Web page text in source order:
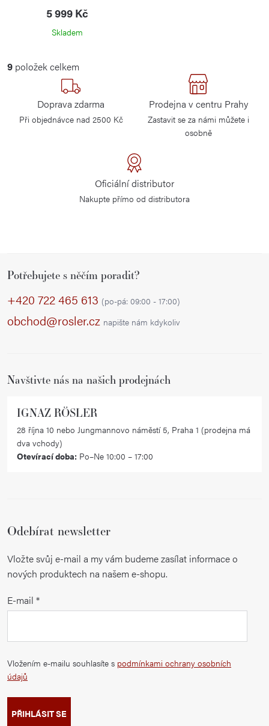
5 999 Kč
Skladem
O
v
ý
p
i
9 položek celkem
Doprava zdarma
Při objednávce nad 2500 Kč
Prodejna v centru Prahy
Zastavit se za námi můžete i
osobně
Oficiální distributor
Nakupte přímo od distributora
Potřebujete s něčím poradit?
+420 722 465 613 (po-pá: 09:00 - 17:00)
obchod@rosler.cz napište nám kdykoliv
Navštivte nás na našich prodejnách
IGNAZ RÖSLER
28 října 10 nebo Jungmannovo náměstí 5, Praha 1 (prodejna má
dva vchody)
Otevírací doba: Po–Ne 10:00 – 17:00
Odebírat newsletter
Vložte svůj e-mail a my vám budeme zasílat informace o
nových produktech na našem e-shopu.
E-mail
Vložením e-mailu souhlasíte s podmínkami ochrany osobních
údajů
PŘIHLÁSIT SE